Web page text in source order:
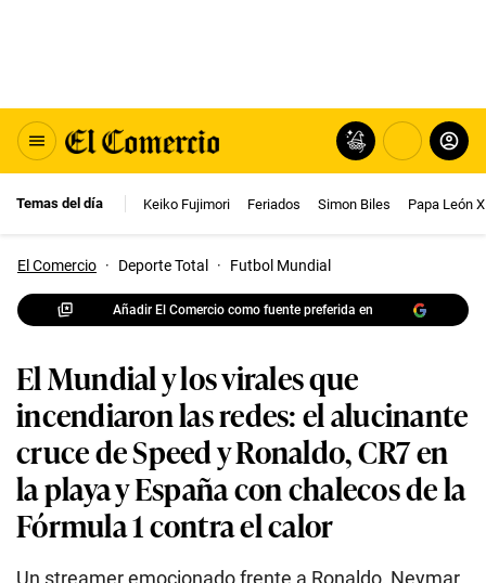
Temas del día Keiko Fujimori Feriados Simon Biles Papa León
El Comercio · Deporte Total · Futbol Mundial
Añadir El Comercio como fuente preferida en
El Mundial y los virales que
incendiaron las redes: el alucinante
cruce de Speed y Ronaldo, CR7 en
la playa y España con chalecos de la
Fórmula 1 contra el calor
Un streamer emocionado frente a Ronaldo, Neymar